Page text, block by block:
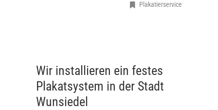
Plakatierservice
Wir installieren ein festes
Plakatsystem in der Stadt
Wunsiedel